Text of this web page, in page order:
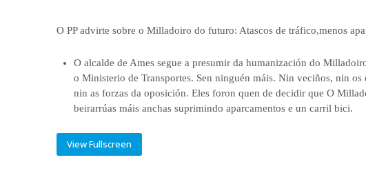
O PP advirte sobre o Milladoiro do futuro: Atascos de tráfico,menos
O alcalde de Ames segue a presumir da humanización do
o Ministerio de Transportes. Sen ninguén máis. Nin veciños, nin
nin as forzas da oposición. Eles foron quen de decidir que O
beirarrúas máis anchas suprimindo aparcamentos e un carril bici.
View Fullscreen